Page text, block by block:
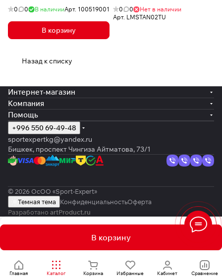
0 0 В наличииАрт. 100519001
В корзину
0 0
Нет в наличии
Арт. LMSTAN02TU
Назад к списку
В корзину
Главная Каталог Корзина Избранные Кабинет Сравнение
Интернет-магазин
Компания
Помощь
+996 550 69-49-48
sportexpertkg@yandex.ru
Бишкек, проспект Чингиза Айтматова, 73/1
© 2026 ОсОО «Sport-Expert»
Темная тема
КонфиденциальностьОферта
Разработано artProduct.ru